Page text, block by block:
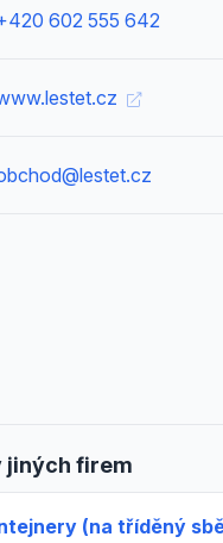
602 555 642
jiných firem
(na tříděný